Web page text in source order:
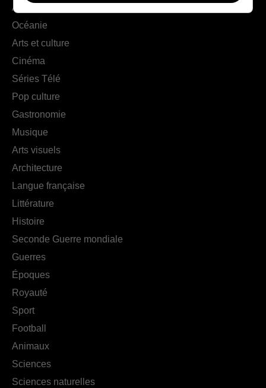
Afrique
Océanie
Arts et culture
Cinéma
Séries Télé
Pop culture
Gastronomie
Musique
Arts visuels
Architecture
Langue française
Littérature
Histoire
Seconde Guerre mondiale
Guerres
Époques
Royauté
Sport
Football
Animaux
Sciences
Sciences naturelles